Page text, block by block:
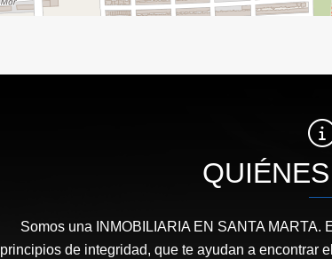
Somos una INMOBILIARIA EN SANTA
principios de integridad, que te ayudan a encontrar